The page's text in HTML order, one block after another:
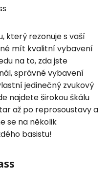
který rezonuje s vaší
mít kvalitní vybavení
na to, zda jste
správné vybavení
jedinečný zvukový
najdete širokou škálu
až po reprosoustavy a
se na několik
basistu!